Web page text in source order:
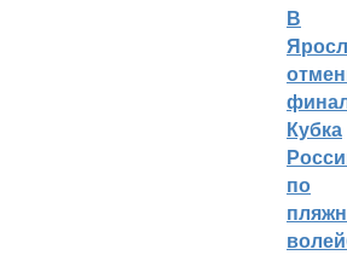
В
Кубка
по